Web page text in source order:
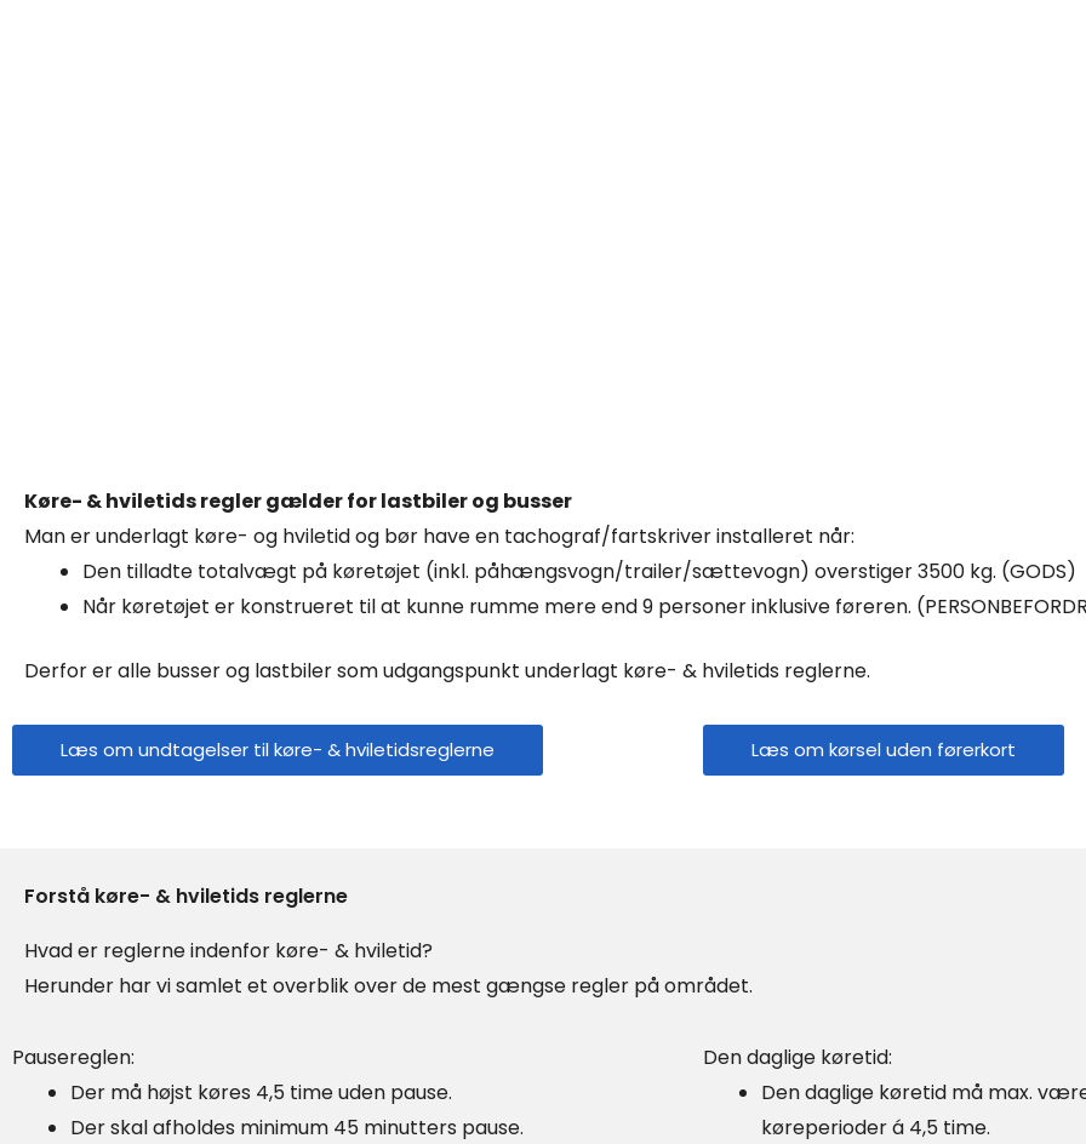
Køre- & hviletids regler gælder for lastbiler og busser
Man er underlagt køre- og hviletid og bør have en tachograf/fartskriver installeret når:
Den tilladte totalvægt på køretøjet (inkl. påhængsvogn/trailer/sættevogn) overstiger 3500 kg. (GODS)
Når køretøjet er konstrueret til at kunne rumme mere end 9 personer inklusive føreren.
Derfor er alle busser og lastbiler som udgangspunkt underlagt køre- & hviletids reglerne.
Læs om undtagelser til køre- & hviletidsreglerne Læs om kørsel uden førerkort
Forstå køre- & hviletids reglerne
Hvad er reglerne indenfor køre- & hviletid?
Herunder har vi samlet et overblik over de mest gængse regler på området.
Pausereglen:
Der må højst køres 4,5 time uden pause.
Der skal afholdes minimum 45 minutters pause.
Den daglige køretid:
Den daglige køretid må max.
køreperioder á 4,5 time.